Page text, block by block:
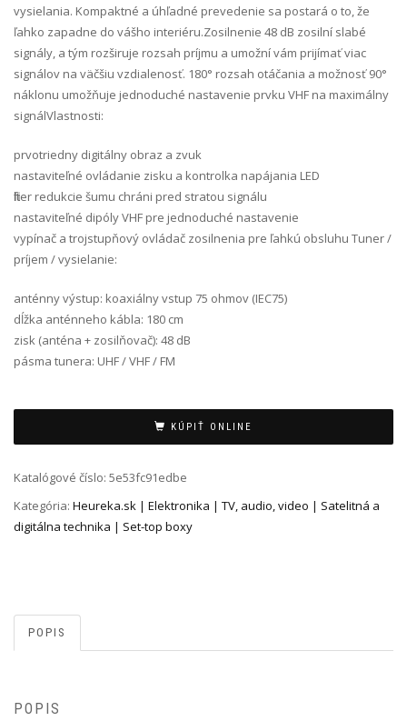
vysielania. Kompaktné a úhľadné prevedenie sa postará o to, že
ľahko zapadne do vášho interiéru.Zosilnenie 48 dB zosilní slabé
signály, a tým rozširuje rozsah príjmu a umožní vám prijímať viac
signálov na väčšiu vzdialenosť. 180° rozsah otáčania a možnosť 90°
náklonu umožňuje jednoduché nastavenie prvku VHF na maximálny
signálVlastnosti:
prvotriedny digitálny obraz a zvuk
nastaviteľné ovládanie zisku a kontrolka napájania LED
filter redukcie šumu chráni pred stratou signálu
nastaviteľné dipóly VHF pre jednoduché nastavenie
vypínač a trojstupňový ovládač zosilnenia pre ľahkú obsluhu Tuner /
príjem / vysielanie:
anténny výstup: koaxiálny vstup 75 ohmov (IEC75)
dĺžka anténneho kábla: 180 cm
zisk (anténa + zosilňovač): 48 dB
pásma tunera: UHF / VHF / FM
KÚPIŤ ONLINE
Katalógové číslo: 5e53fc91edbe
Kategória: Heureka.sk | Elektronika | TV, audio, video | Satelitná a
digitálna technika | Set-top boxy
POPIS
POPIS